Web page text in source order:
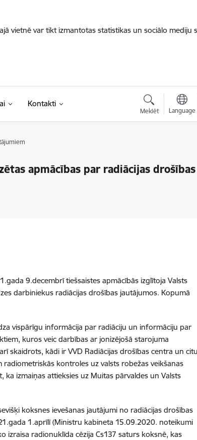
vietnē var tikt izmantotas statistikas un sociālo mediju
Kontakti
Meklēt Language
apmācības par radiācijas drošības
9.decembrī tiešsaistes apmācībās izglītoja Valsts
darbiniekus radiācijas drošības jautājumos. Kopumā
vispārīgu informācija par radiāciju un informāciju par
kuros veic darbības ar jonizējošā starojuma
skaidrots, kādi ir VVD Radiācijas drošības centra un citu
kontroles uz valsts robežas veikšanas
izmaiņas attieksies uz Muitas pārvaldes un Valsts
koksnes ievešanas jautājumi no radiācijas drošības
1.aprīlī (Ministru kabineta 15.09.2020. noteikumi
izraisa radionuklīda cēzija Cs137 saturs koksnē, kas